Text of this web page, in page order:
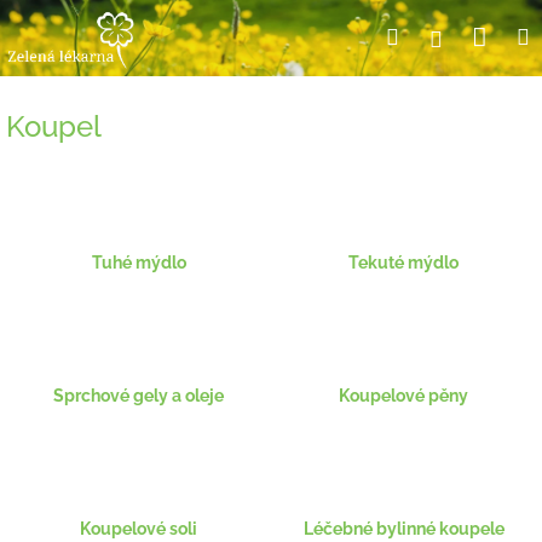
Přejít
na
obsah
HledatPřihlášení
Koupel
Tuhé mýdlo Tekuté mýdlo
Sprchové gely a oleje Koupelové pěny
Koupelové soli Léčebné bylinné koupele